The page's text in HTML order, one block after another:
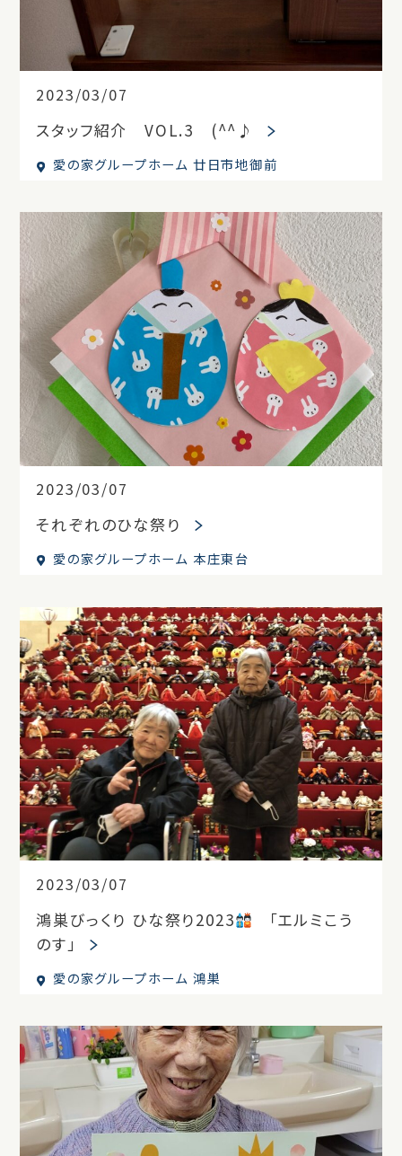
2023/03/07
スタッフ紹介 VOL.3 (^^♪
愛の家グループホーム 廿日市地御前
2023/03/07
それぞれのひな祭り
愛の家グループホーム 本庄東台
2023/03/07
鴻巣びっくり ひな祭り2023
「エルミこう
のす」
愛の家グループホーム 鴻巣